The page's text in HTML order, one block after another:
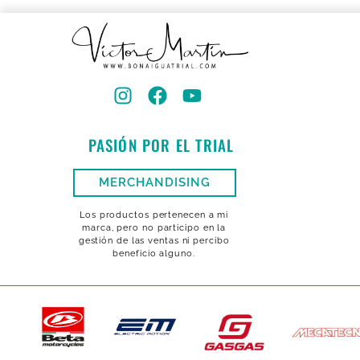
PASIÓN POR EL TRIAL
MERCHANDISING
Los productos pertenecen a mi
marca, pero no participo en la
gestión de las ventas ni percibo
beneficio alguno.